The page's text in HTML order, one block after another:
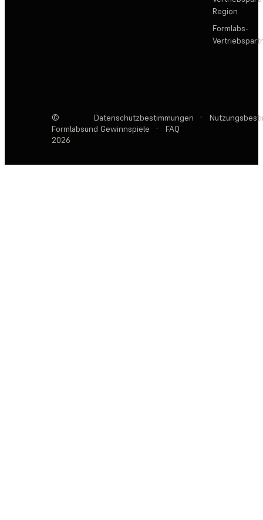
Region
Formlabs-
©
Formlabs
2026
Datenschutzbestimmungen ·
und Gewinnspiele
· FAQ